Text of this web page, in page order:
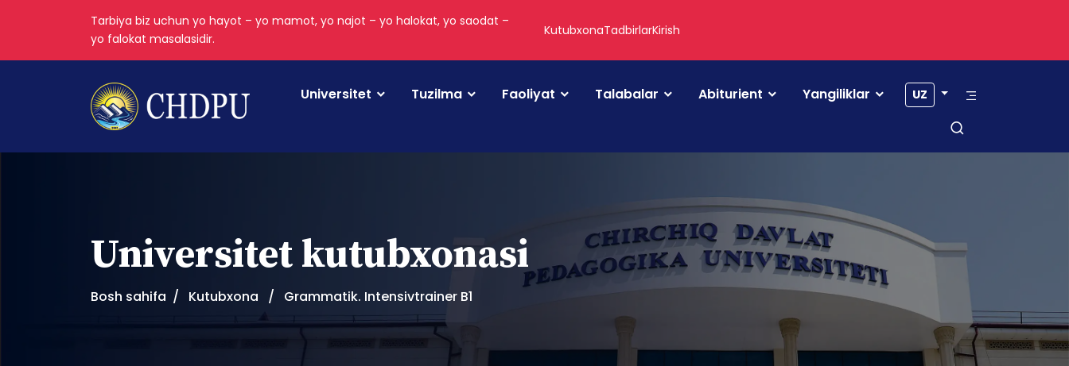
Tarbiya biz uchun yo hayot – yo mamot, yo najot – yo halokat, yo saodat –
yo falokat masalasidir.
KutubxonaTadbirlarKirish
Universitet Tuzilma Faoliyat Talabalar Abiturient Yangiliklar UZ
Universitet kutubxonasi
Bosh sahifa Kutubxona Grammatik. Intensivtrainer B1